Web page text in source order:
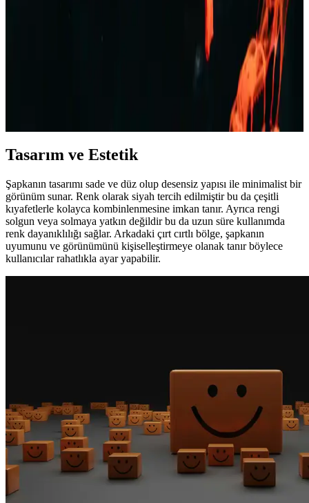
ortamda tercih edilir. Farklı modeller ve kombinasyon önerileriyle
Erkek Kot Şort Modası 2023: Yaz Aylarında Şık ve
Yaz aylarında rahat ve şık kalmak isteyen erkekler için kot şortlar,
farklı kesim ve renk seçenekleriyle ideal tercih. Günlük, spor ve
resmi olmayan ortamlar için uygun modellerle tarzınızı yansıtın.
Tasarım ve Estetik
Şapkanın tasarımı sade ve düz olup desensiz yapısı ile minimalist bir
görünüm sunar. Renk olarak siyah tercih edilmiştir bu da çeşitli
kıyafetlerle kolayca kombinlenmesine imkan tanır. Ayrıca rengi
solgun veya solmaya yatkın değildir bu da uzun süre kullanımda
renk dayanıklılığı sağlar. Arkadaki çırt cırtlı bölge, şapkanın
uyumunu ve görünümünü kişiselleştirmeye olanak tanır böylece
kullanıcılar rahatlıkla ayar yapabilir.